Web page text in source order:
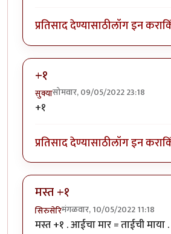
प्रतिसाद देण्यासाठीलॉग इन करा
+१
सुक्यासोमवार, 09/05/2022 23:18
+१
प्रतिसाद देण्यासाठीलॉग इन करा
मस्त +१
सिरुसेरिमंगळवार, 10/05/2022 11:18
मस्त +१ . आईचा मार = ताईची माया .